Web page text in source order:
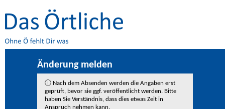
Änderung melden
ⓘ Nach dem Absenden werden die Angaben erst
geprüft, bevor sie ggf. veröffentlicht werden. Bitte
haben Sie Verständnis, dass dies etwas Zeit in
Anspruch nehmen kann.